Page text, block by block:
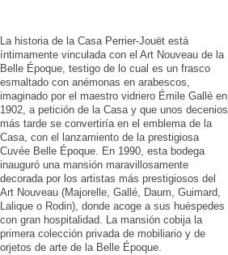
La historia de la Casa Perrier-Jouët está
íntimamente vinculada con el Art Nouveau de la
Belle Époque, testigo de lo cual es un frasco
esmaltado con anémonas en arabescos,
imaginado por el maestro vidriero Émile Gallé en
1902, a petición de la Casa y que unos decenios
más tarde se convertiría en el emblema de la
Casa, con el lanzamiento de la prestigiosa
Cuvée Belle Époque. En 1990, esta bodega
inauguró una mansión maravillosamente
decorada por los artistas más prestigiosos del
Art Nouveau (Majorelle, Gallé, Daum, Guimard,
Lalique o Rodin), donde acoge a sus huéspedes
con gran hospitalidad. La mansión cobija la
primera colección privada de mobiliario y de
orjetos de arte de la Belle Époque.